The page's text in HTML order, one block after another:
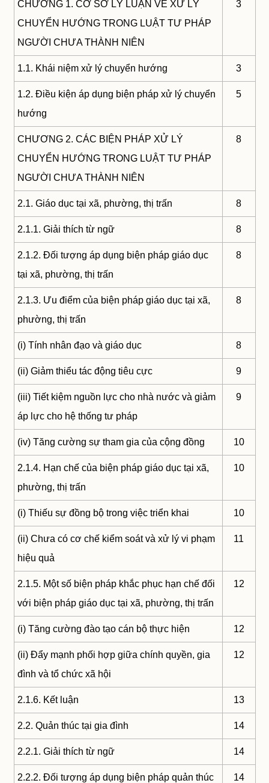
CHƯƠNG 1. CƠ SỞ LÝ LUẬN VỀ XỬ LÝ
CHUYỂN HƯỚNG TRONG LUẬT TƯ PHÁP
NGƯỜI CHƯA THÀNH NIÊN
3
1.1. Khái niệm xử lý chuyển hướng 3
1.2. Điều kiện áp dụng biện pháp xử lý chuyển
hướng
5
CHƯƠNG 2. CÁC BIỆN PHÁP XỬ LÝ
CHUYỂN HƯỚNG TRONG LUẬT TƯ PHÁP
NGƯỜI CHƯA THÀNH NIÊN
8
2.1. Giáo dục tại xã, phường, thị trấn 8
2.1.1. Giải thích từ ngữ 8
2.1.2. Đối tượng áp dụng biện pháp giáo dục
tại xã, phường, thị trấn
8
2.1.3. Ưu điểm của biện pháp giáo dục tại xã,
phường, thị trấn
8
(i) Tính nhân đạo và giáo dục 8
(ii) Giảm thiểu tác động tiêu cực 9
(iii) Tiết kiệm nguồn lực cho nhà nước và giảm
áp lực cho hệ thống tư pháp
9
(iv) Tăng cường sự tham gia của cộng đồng 10
2.1.4. Hạn chế của biện pháp giáo dục tại xã,
phường, thị trấn
10
(i) Thiếu sự đồng bộ trong việc triển khai 10
(ii) Chưa có cơ chế kiểm soát và xử lý vi phạm
hiệu quả
11
2.1.5. Một số biện pháp khắc phục hạn chế đối
với biện pháp giáo dục tại xã, phường, thị trấn
12
(i) Tăng cường đào tạo cán bộ thực hiện 12
(ii) Đẩy mạnh phối hợp giữa chính quyền, gia
đình và tổ chức xã hội
12
2.1.6. Kết luận 13
2.2. Quản thúc tại gia đình 14
2.2.1. Giải thích từ ngữ 14
2.2.2. Đối tượng áp dụng biện pháp quản thúc
14